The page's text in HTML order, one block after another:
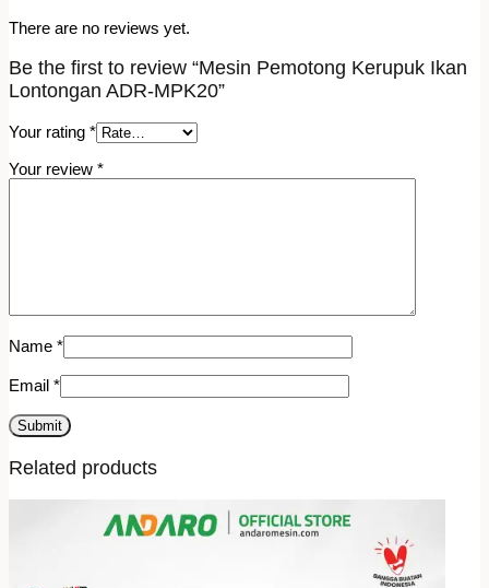
There are no reviews yet.
Be the first to review “Mesin Pemotong Kerupuk Ikan
Lontongan ADR-MPK20”
Your rating *
Your review *
Name *
Email *
Related products